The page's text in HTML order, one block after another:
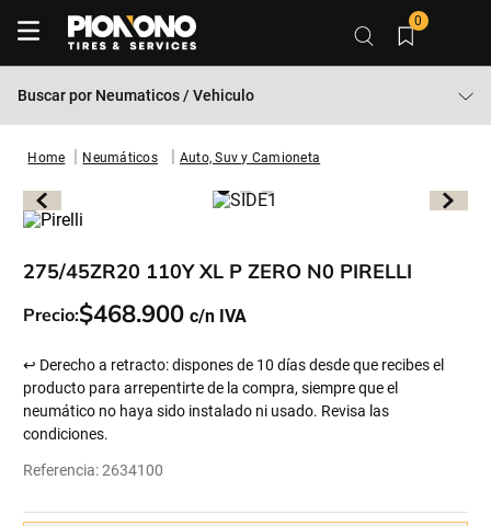
0
Buscar por Neumaticos / Vehiculo
Neumáticos Auto, Suv y Camioneta
275/45ZR20 110Y XL P ZERO N0 PIRELLI
Precio:$468.900
↩ Derecho a retracto: dispones de 10 días desde que recibes el
producto para arrepentirte de la compra, siempre que el
neumático no haya sido instalado ni usado. Revisa las
condiciones.
Referencia:2634100